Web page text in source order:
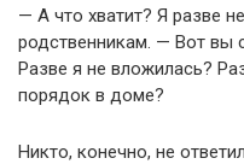
— А что хватит? Я разве
родственникам. — Вот вы
Разве я не вложилась?
порядок в доме?
Никто, конечно, не